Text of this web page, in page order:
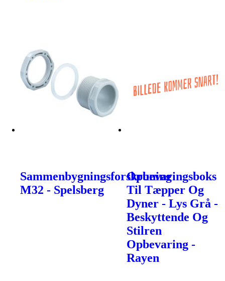
Sammenbygningsforskruning
M32 - Spelsberg
Opbevaringsboks
Til Tæpper Og
Dyner - Lys Grå -
Beskyttende Og
Stilren
Opbevaring -
Rayen